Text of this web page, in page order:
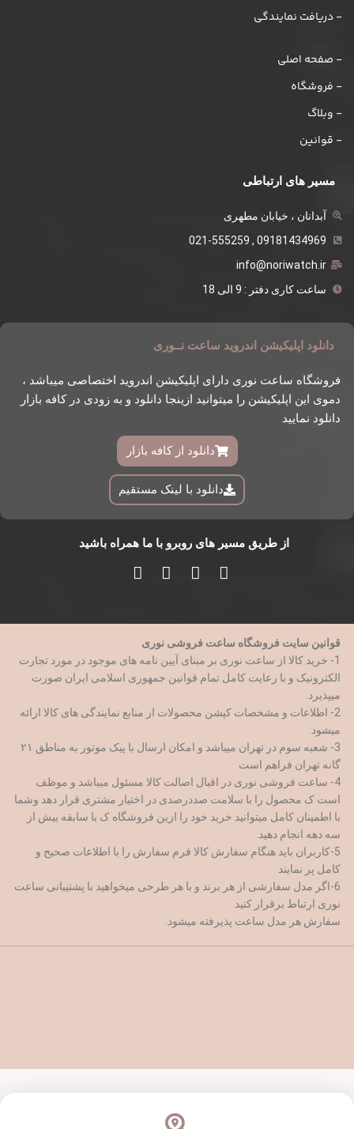
- دریافت نمایندگی
- صفحه اصلی
- فروشگاه
- وبلاگ
- قوانین
مسیر های ارتباطی
آبدانان ، خیابان مطهری
09181434969 , 021-555259
info@noriwatch.ir
ساعت کاری دفتر : 9 الی 18
دانلود اپلیکیشن اندروید ساعت نــوری
فروشگاه ساعت نوری دارای اپلیکیشن اندروید اختصاصی میباشد ،
دموی این اپلیکیشن را میتوانید ازینجا دانلود و به زودی در کافه بازار
دانلود نمایید
دانلود از کافه بازار
دانلود با لینک مستقیم
از طریق مسیر های روبرو با ما همراه باشید
قوانین سایت فروشگاه ساعت فروشی نوری
1- خرید کالا از ساعت نوری بر مبنای آیین نامه های موجود در مورد تجارت
الکترونیک و با رعایت کامل تمام قوانین جمهوری اسلامی ایران صورت
میپذیرد.
2- اطلاعات و مشخصات کپشن محصولات از منابع نمایندگی های کالا ارائه
میشود.
3- شعبه سوم در تهران میباشد و امکان ارسال با پیک موتور به مناطق ۲۱
گانه تهران فراهم است
4- ساعت فروشی نوری در اقبال اصالت کالا مسئول میباشد و موظف
است ک محصول را با سلامت صددرصدی در اختیار مشتری قرار دهد وشما
با اطمینان کامل میتوانید خرید خود را ازین فروشگاه ک با سابقه بیش از
سه دهه انجام دهید.
5-کاربران باید هنگام سفارش کالا فرم سفارش را با اطلاعات صحیح و
کامل پر نمایند
6-اگر مدل سفارشی از هر برند و با هر طرحی میخواهید با پشتیبانی ساعت
نوری ارتباط برقرار کنید
سفارش هر مدل ساعت پذیرفته میشود.